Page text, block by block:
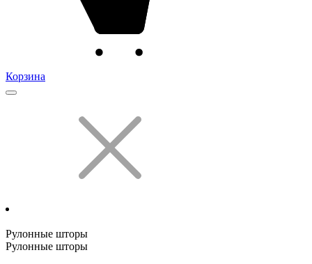
Корзина
Рулонные шторы
Рулонные шторы